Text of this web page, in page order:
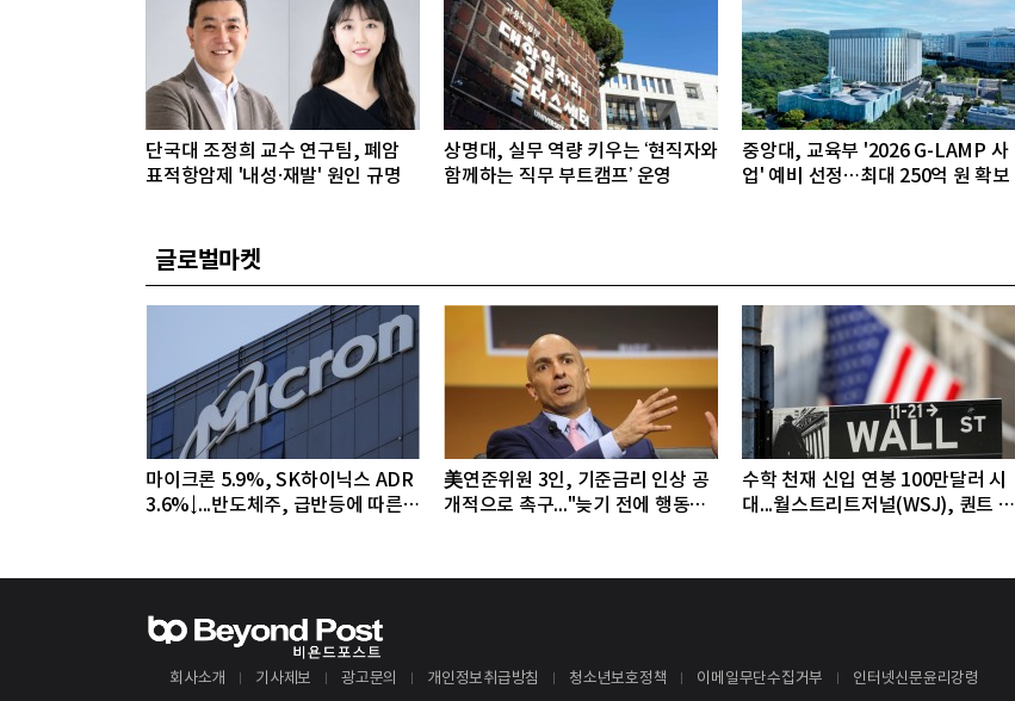
단국대 조정희 교수 연구팀, 폐암
표적항암제 '내성·재발' 원인 규명
상명대, 실무 역량 키우는 ‘현직자와
함께하는 직무 부트캠프’ 운영
중앙대, 교육부 '2026 G-LAMP 사
업' 예비 선정…최대 250억 원 확보
글로벌마켓
마이크론 5.9%, SK하이닉스 ADR
3.6%↓...반도체주, 급반등에 따른
美연준위원 3인, 기준금리 인상 공
개적으로 촉구..."늦기 전에 행동해
수학 천재 신입 연봉 100만달러 시
대...월스트리트저널(WSJ), 퀀트 트
회사소개 기사제보 광고문의 개인정보취급방침 청소년보호정책 이메일무단수집거부 인터넷신문윤리강령